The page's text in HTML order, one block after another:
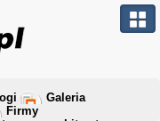
Galeria
Firmy